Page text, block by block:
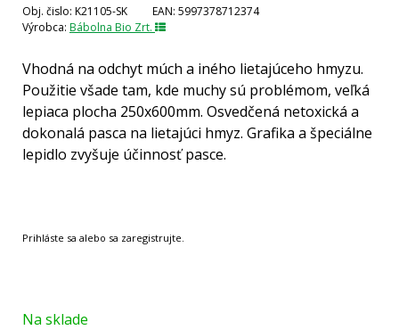
Obj. čislo: K21105-SK EAN: 5997378712374
Výrobca: Bábolna Bio Zrt.
Vhodná na odchyt múch a iného lietajúceho hmyzu.
Použitie všade tam, kde muchy sú problémom, veľká
lepiaca plocha 250x600mm. Osvedčená netoxická a
dokonalá pasca na lietajúci hmyz. Grafika a špeciálne
lepidlo zvyšuje účinnosť pasce.
Na sklade